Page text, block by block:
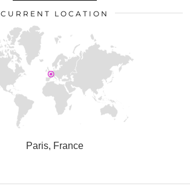
CURRENT LOCATION
Paris, France